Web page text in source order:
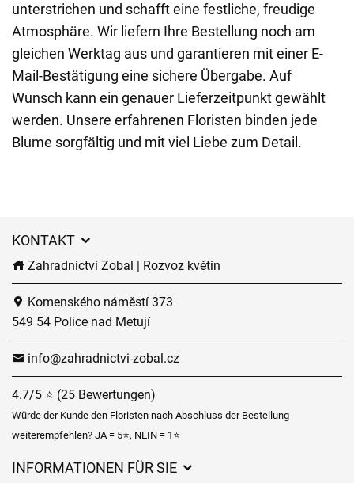
unterstrichen und schafft eine festliche, freudige
Atmosphäre. Wir liefern Ihre Bestellung noch am
gleichen Werktag aus und garantieren mit einer E-
Mail-Bestätigung eine sichere Übergabe. Auf
Wunsch kann ein genauer Lieferzeitpunkt gewählt
werden. Unsere erfahrenen Floristen binden jede
Blume sorgfältig und mit viel Liebe zum Detail.
KONTAKT
Zahradnictví Zobal | Rozvoz květin
Komenského náměstí 373
549 54 Police nad Metují
info@zahradnictvi-zobal.cz
4.7/5 ⭐ (25 Bewertungen)
Würde der Kunde den Floristen nach Abschluss der Bestellung
weiterempfehlen? JA = 5⭐, NEIN = 1⭐
INFORMATIONEN FÜR SIE